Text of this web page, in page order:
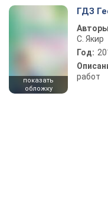
показать
обложку
ГДЗ
С. Якир
Год:
работ